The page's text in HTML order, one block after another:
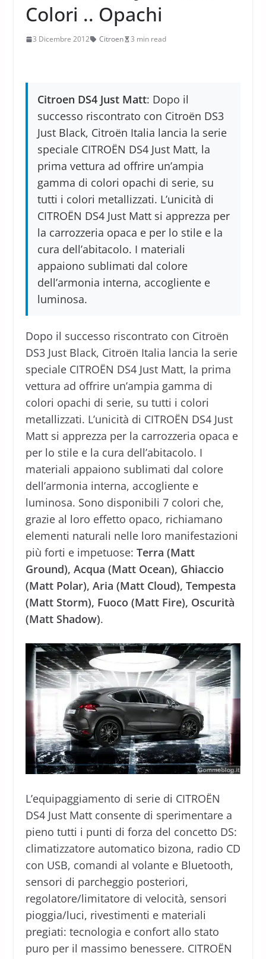
Colori .. Opachi
3 Dicembre 2012 Citroen 3 min read
Citroen DS4 Just Matt: Dopo il
successo riscontrato con Citroën DS3
Just Black, Citroën Italia lancia la serie
speciale CITROËN DS4 Just Matt, la
prima vettura ad offrire un’ampia
gamma di colori opachi di serie, su
tutti i colori metallizzati. L’unicità di
CITROËN DS4 Just Matt si apprezza per
la carrozzeria opaca e per lo stile e la
cura dell’abitacolo. I materiali
appaiono sublimati dal colore
dell’armonia interna, accogliente e
luminosa.
Dopo il successo riscontrato con Citroën
DS3 Just Black, Citroën Italia lancia la serie
speciale CITROËN DS4 Just Matt, la prima
vettura ad offrire un’ampia gamma di
colori opachi di serie, su tutti i colori
metallizzati. L’unicità di CITROËN DS4 Just
Matt si apprezza per la carrozzeria opaca e
per lo stile e la cura dell’abitacolo. I
materiali appaiono sublimati dal colore
dell’armonia interna, accogliente e
luminosa. Sono disponibili 7 colori che,
grazie al loro effetto opaco, richiamano
elementi naturali nelle loro manifestazioni
più forti e impetuose: Terra (Matt
Ground), Acqua (Matt Ocean), Ghiaccio
(Matt Polar), Aria (Matt Cloud), Tempesta
(Matt Storm), Fuoco (Matt Fire), Oscurità
(Matt Shadow).
L’equipaggiamento di serie di CITROËN
DS4 Just Matt consente di sperimentare a
pieno tutti i punti di forza del concetto DS:
climatizzatore automatico bizona, radio CD
con USB, comandi al volante e Bluetooth,
sensori di parcheggio posteriori,
regolatore/limitatore di velocità, sensori
pioggia/luci, rivestimenti e materiali
pregiati: tecnologia e confort allo stato
puro per il massimo benessere. CITROËN